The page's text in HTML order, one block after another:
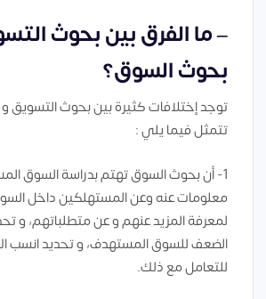
– ما الفرق بين بحوث
بحوث السوق؟
توجد إختلافات كثيرة بين بحوث التسويق
تتمثل فيما يلي :
1- أن بحوث السوق تهتم بدراسة السوق
معلومات عنه وعن المستهلكين داخل
لمعرفة المزيد عنهم و عن متطلباتهم، و
الضعف للسوق المستهدف، و تحديد انسب
للتعامل مع ذلك.